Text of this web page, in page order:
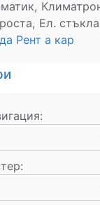
Ел.
Рент а кар
:
: